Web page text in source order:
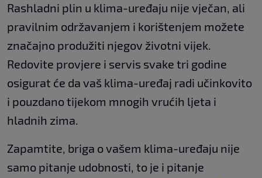
Rashladni plin u klima-uređaju nije vječan, ali
pravilnim održavanjem i korištenjem možete
značajno produžiti njegov životni vijek.
Redovite provjere i servis svake tri godine
osigurat će da vaš klima-uređaj radi učinkovito
i pouzdano tijekom mnogih vrućih ljeta i
hladnih zima.
Zapamtite, briga o vašem klima-uređaju nije
samo pitanje udobnosti, to je i pitanje